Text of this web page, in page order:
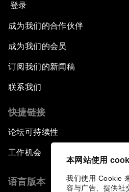
本网站使用
我们使用 Cookie
容与广告、提供社
登录
成为我们的合作伙伴
成为我们的会员
订阅我们的新闻稿
联系我们
快捷链接
论坛可持续性
工作机会
语言版本